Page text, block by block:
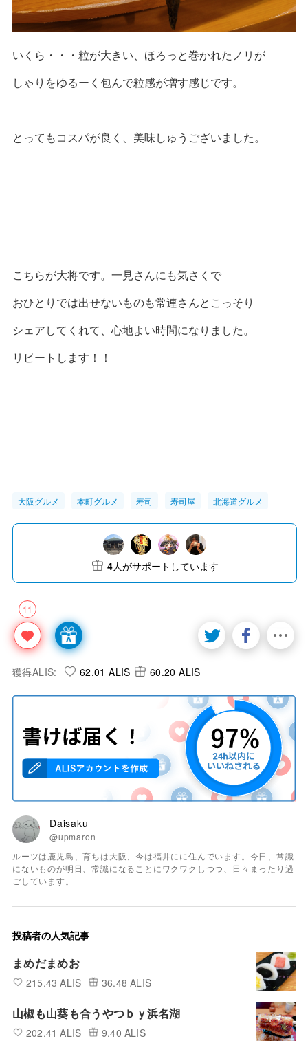
いくら・・・粒が大きい、ほろっと巻かれたノリが
しゃりをゆるーく包んで粒感が増す感じです。
とってもコスパが良く、美味しゅうございました。
こちらが大将です。一見さんにも気さくで
おひとりでは出せないものも常連さんとこっそり
シェアしてくれて、心地よい時間になりました。
リピートします！！
大阪グルメ 本町グルメ 寿司 寿司屋 北海道グルメ
11
4人がサポートしています
獲得ALIS: 62.01 ALIS 60.20 ALIS
Daisaku
@upmaron
ルーツは鹿児島、育ちは大阪、今は福井にに住んでいます。今日、常識
にないものが明日、常識になることにワクワクしつつ、日々まったり過
ごしています。
投稿者の人気記事
まめだまめお
215.43 ALIS 36.48 ALIS
山椒も山葵も合うやつｂｙ浜名湖
202.41 ALIS 9.40 ALIS